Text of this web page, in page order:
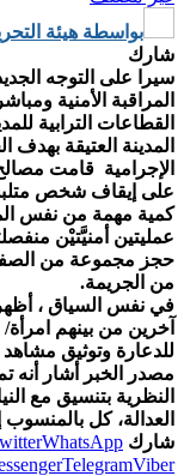
بواسطة هيئة
شارك
سيرا على التوجه
المراقبة الأمنية
القطاعات الترابية
المدينة العتيقة
الإجرامية قامت
على إيقاف شخص
كمية مهمة من نفس
عمليتين أمنيَّتيْن
حجز مجموعة من
من الجريمة.
في نفس السياق ،
آخرين من بينهم
للدعارة وتوثيق مشاهد
مصدر الخبر أشار أنه
النظرية بتنسيق مع
العدالة، كل بالمنسوب
شارك WhatsApp
TelegramViber